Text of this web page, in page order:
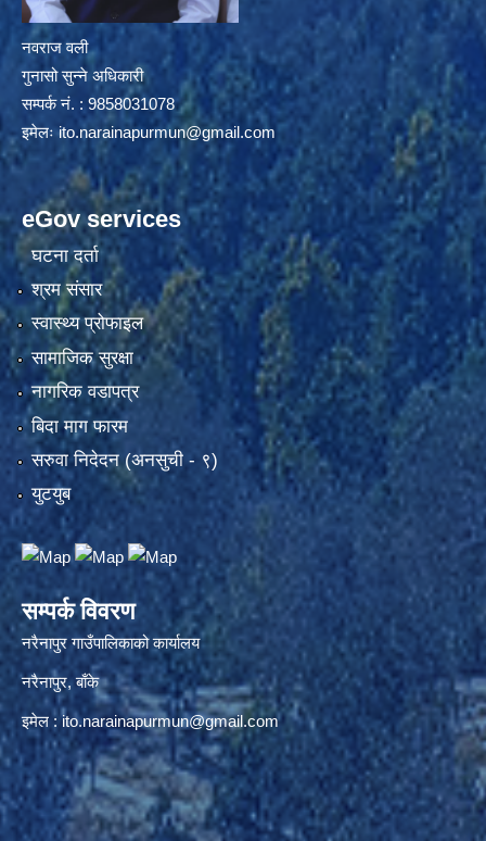
नवराज वली
गुनासो सुन्ने अधिकारी
सम्पर्क नं. : 9858031078
इमेलःito.narainapurmun@gmail.com
eGov services
घटना दर्ता
श्रम संसार
स्वास्थ्य प्रोफाइल
सामाजिक सुरक्षा
नागरिक वडापत्र
बिदा माग फारम
सरुवा निदेदन (अनसुची - ९)
युटयुब
सम्पर्क विवरण
नरैनापुर गाउँपालिकाको कार्यालय
नरैनापुर, बाँके
इमेल :ito.narainapurmun@gmail.com